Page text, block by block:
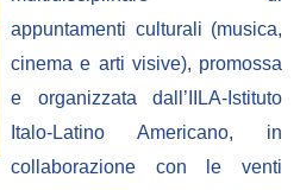
appuntamenti culturali (musica,
cinema e arti visive), promossa
e organizzata dall’IILA-Istituto
Italo-Latino Americano, in
collaborazione con le venti